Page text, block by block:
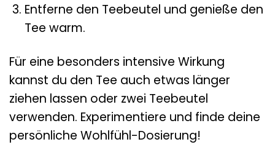
Entferne den Teebeutel und genieße den
Tee warm.
Für eine besonders intensive Wirkung
kannst du den Tee auch etwas länger
ziehen lassen oder zwei Teebeutel
verwenden. Experimentiere und finde deine
persönliche Wohlfühl-Dosierung!